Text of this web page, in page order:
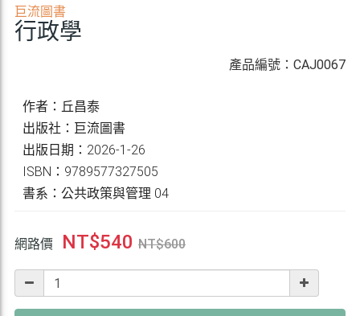
巨流圖書
行政學
產品編號：CAJ0067
作者：丘昌泰
出版社：巨流圖書
出版日期：2026-1-26
ISBN：9789577327505
書系：公共政策與管理 04
網路價 NT$540 NT$600